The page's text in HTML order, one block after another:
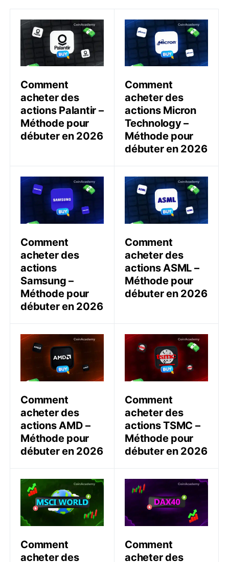
Comment acheter des actions Palantir – Méthode
Comment
acheter des
actions Palantir –
Méthode pour
débuter en 2026
Comment acheter des
Comment
acheter des
actions Micron
Technology –
Méthode pour
débuter en 2026
Comment acheter des actions Samsung – Méthode
Comment
acheter des
actions
Samsung –
Méthode pour
débuter en 2026
Comment acheter des
Comment
acheter des
actions ASML –
Méthode pour
débuter en 2026
Comment acheter des actions AMD – Méthode pour
Comment
acheter des
actions AMD –
Méthode pour
débuter en 2026
Comment acheter des
Comment
acheter des
actions TSMC –
Méthode pour
débuter en 2026
Comment acheter des actions MSCI World –
Comment
acheter des
Comment acheter des
Comment
acheter des